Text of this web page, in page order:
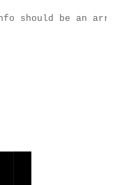
should be an